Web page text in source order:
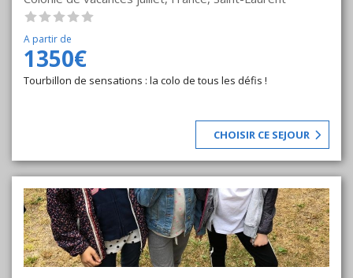
A partir de
1350€
Tourbillon de sensations : la colo de tous les défis !
CHOISIR CE SEJOUR